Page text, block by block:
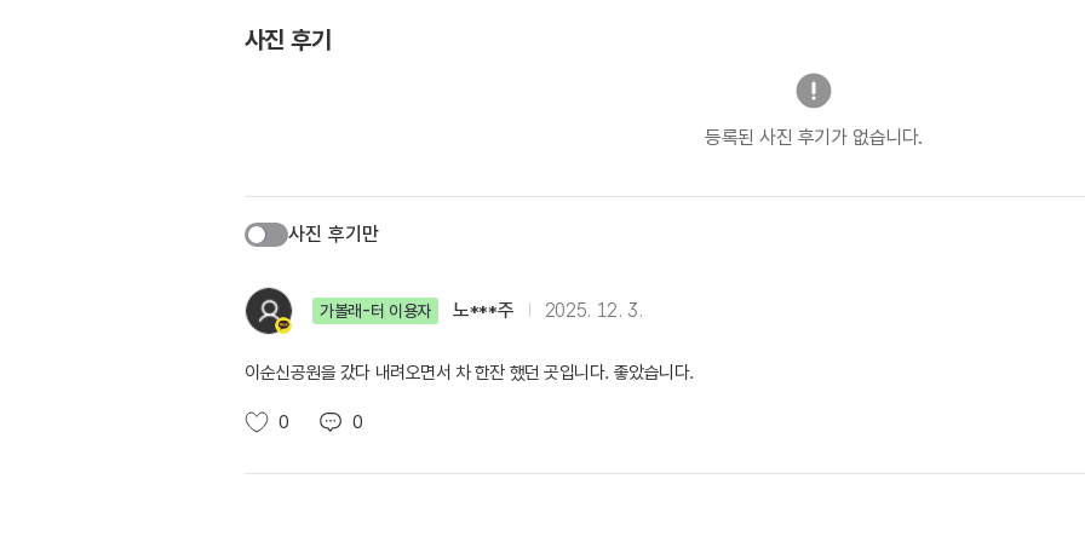
사진 후기
등록된 사진 후기가 없습니다.
사진 후기만
가볼래-터 이용자 노***주 2025. 12. 3.
이순신공원을 갔다 내려오면서 차 한잔 했던 곳입니다. 좋았습니다.
0 0